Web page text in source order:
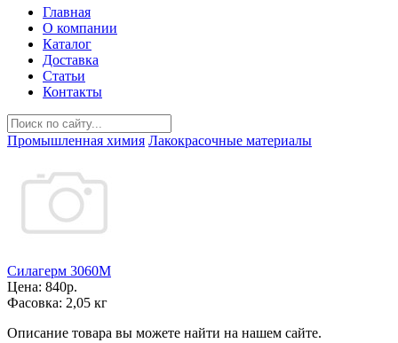
Главная
О компании
Каталог
Доставка
Статьи
Контакты
Промышленная химия Лакокрасочные материалы
Силагерм 3060М
Цена: 840р.
Фасовка: 2,05 кг
Описание товара вы можете найти на нашем сайте.